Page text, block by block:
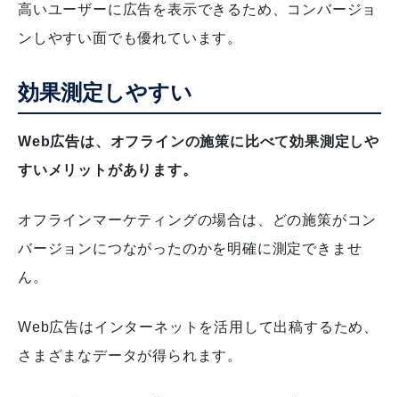
高いユーザーに広告を表示できるため、コンバージョ
ンしやすい面でも優れています。
効果測定しやすい
Web広告は、オフラインの施策に比べて効果測定しや
すいメリットがあります。
オフラインマーケティングの場合は、どの施策がコン
バージョンにつながったのかを明確に測定できませ
ん。
Web広告はインターネットを活用して出稿するため、
さまざまなデータが得られます。